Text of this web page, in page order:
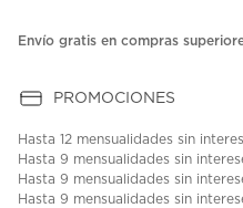
Envío gratis en compras
PROMOCIONES
Hasta 12 mensualidades sin
Hasta 9 mensualidades sin
Hasta 9 mensualidades sin
Hasta 9 mensualidades sin